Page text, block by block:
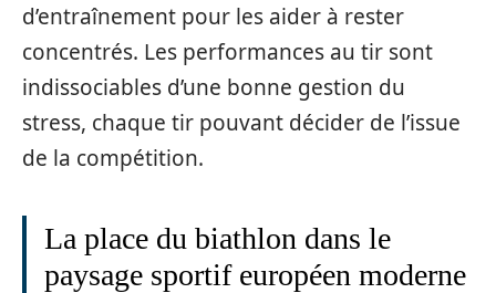
d’entraînement pour les aider à rester
concentrés. Les performances au tir sont
indissociables d’une bonne gestion du
stress, chaque tir pouvant décider de l’issue
de la compétition.
La place du biathlon dans le
paysage sportif européen moderne